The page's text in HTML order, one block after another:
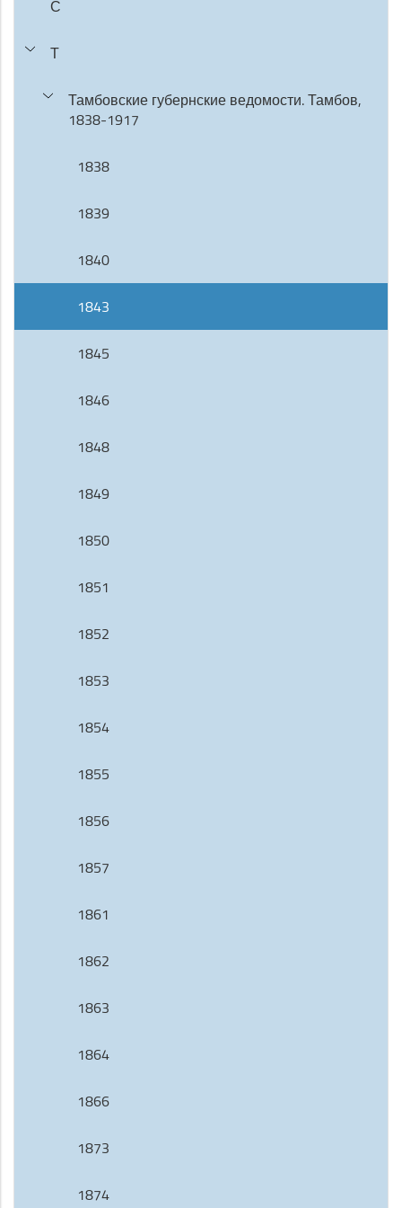
С
Т
Тамбовские губернские ведомости. Тамбов,
1838-1917
1838
1839
1840
1843
1845
1846
1848
1849
1850
1851
1852
1853
1854
1855
1856
1857
1861
1862
1863
1864
1866
1873
1874